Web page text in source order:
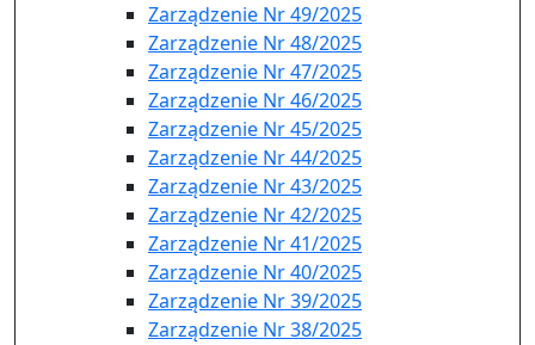
Zarządzenie Nr 49/2025
Zarządzenie Nr 48/2025
Zarządzenie Nr 47/2025
Zarządzenie Nr 46/2025
Zarządzenie Nr 45/2025
Zarządzenie Nr 44/2025
Zarządzenie Nr 43/2025
Zarządzenie Nr 42/2025
Zarządzenie Nr 41/2025
Zarządzenie Nr 40/2025
Zarządzenie Nr 39/2025
Zarządzenie Nr 38/2025